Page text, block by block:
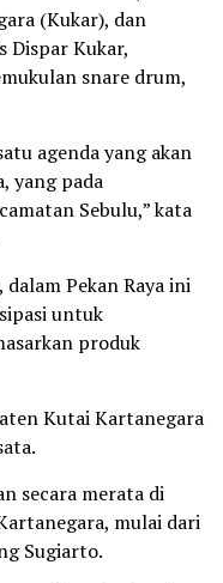
(Kukar), dan
Dispar Kukar,
snare drum,
agenda yang akan
yang pada
Sebulu,” kata
Pekan Raya ini
untuk
produk
Kutai Kartanegara
secara merata di
mulai dari
Sugiarto.